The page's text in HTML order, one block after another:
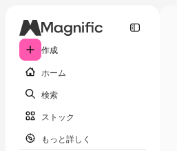
作成
ホーム
検索
ストック
もっと詳しく